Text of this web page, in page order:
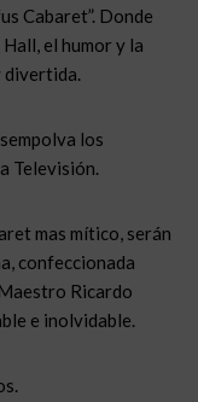
Cabaret”. Donde
el humor y la
divertida.
los
Televisión.
mas mítico, serán
confeccionada
Ricardo
e inolvidable.